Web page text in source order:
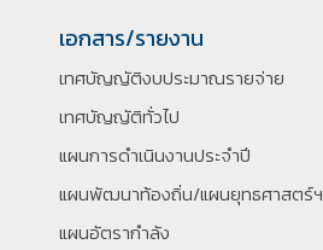
เอกสาร/รายงาน
เทศบัญญัติงบประมาณรายจ่าย
เทศบัญญัติทั่วไป
แผนการดำเนินงานประจำปี
แผนพัฒนาท้องถิ่น/แผนยุทธศาสตร์ฯ
แผนอัตรากำลัง